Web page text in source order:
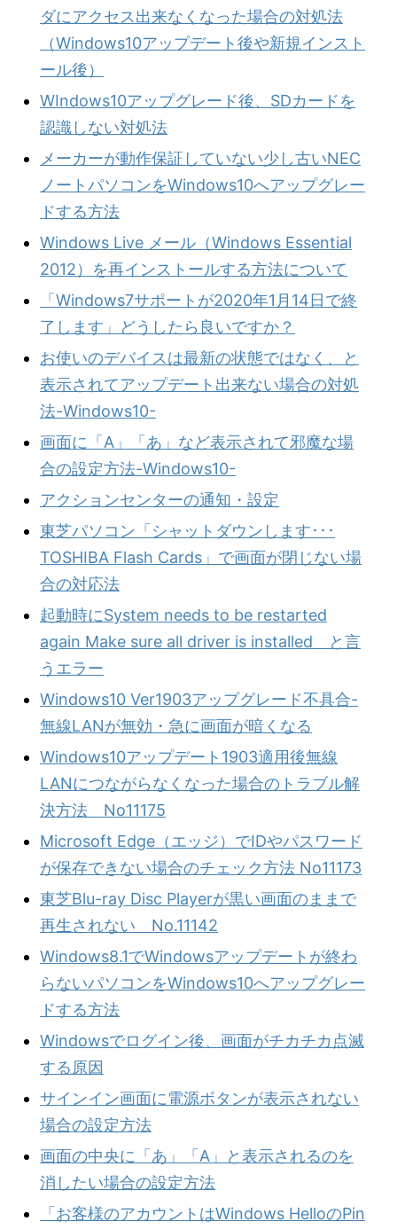
ダにアクセス出来なくなった場合の対処法
（Windows10アップデート後や新規インスト
ール後）
WIndows10アップグレード後、SDカードを
認識しない対処法
メーカーが動作保証していない少し古いNEC
ノートパソコンをWindows10へアップグレー
ドする方法
Windows Live メール（Windows Essential
2012）を再インストールする方法について
「Windows7サポートが2020年1月14日で終
了します」どうしたら良いですか？
お使いのデバイスは最新の状態ではなく、と
表示されてアップデート出来ない場合の対処
法-Windows10-
画面に「A」「あ」など表示されて邪魔な場
合の設定方法-Windows10-
アクションセンターの通知・設定
東芝パソコン「シャットダウンします･･･
TOSHIBA Flash Cards」で画面が閉じない場
合の対応法
起動時にSystem needs to be restarted
again Make sure all driver is installed と言
うエラー
Windows10 Ver1903アップグレード不具合-
無線LANが無効・急に画面が暗くなる
Windows10アップデート1903適用後無線
LANにつながらなくなった場合のトラブル解
決方法 No11175
Microsoft Edge（エッジ）でIDやパスワード
が保存できない場合のチェック方法 No11173
東芝Blu-ray Disc Playerが黒い画面のままで
再生されない No.11142
Windows8.1でWindowsアップデートが終わ
らないパソコンをWindows10へアップグレー
ドする方法
Windowsでログイン後、画面がチカチカ点滅
する原因
サインイン画面に電源ボタンが表示されない
場合の設定方法
画面の中央に「あ」「A」と表示されるのを
消したい場合の設定方法
「お客様のアカウントはWindows HelloのPin